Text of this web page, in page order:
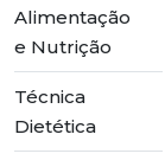
Alimentação
e Nutrição
Técnica
Dietética